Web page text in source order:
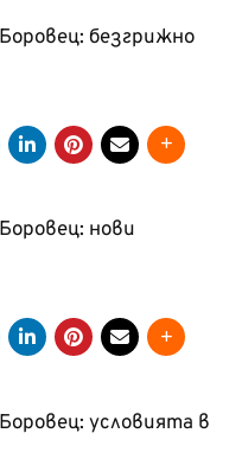
безгрижно
нови
условията в